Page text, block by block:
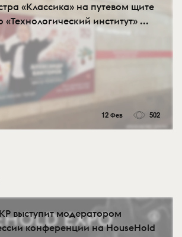
«Классика» на путевом щите
институт» ...
12 Фев 502
выступит модератором
конференции на HouseHold